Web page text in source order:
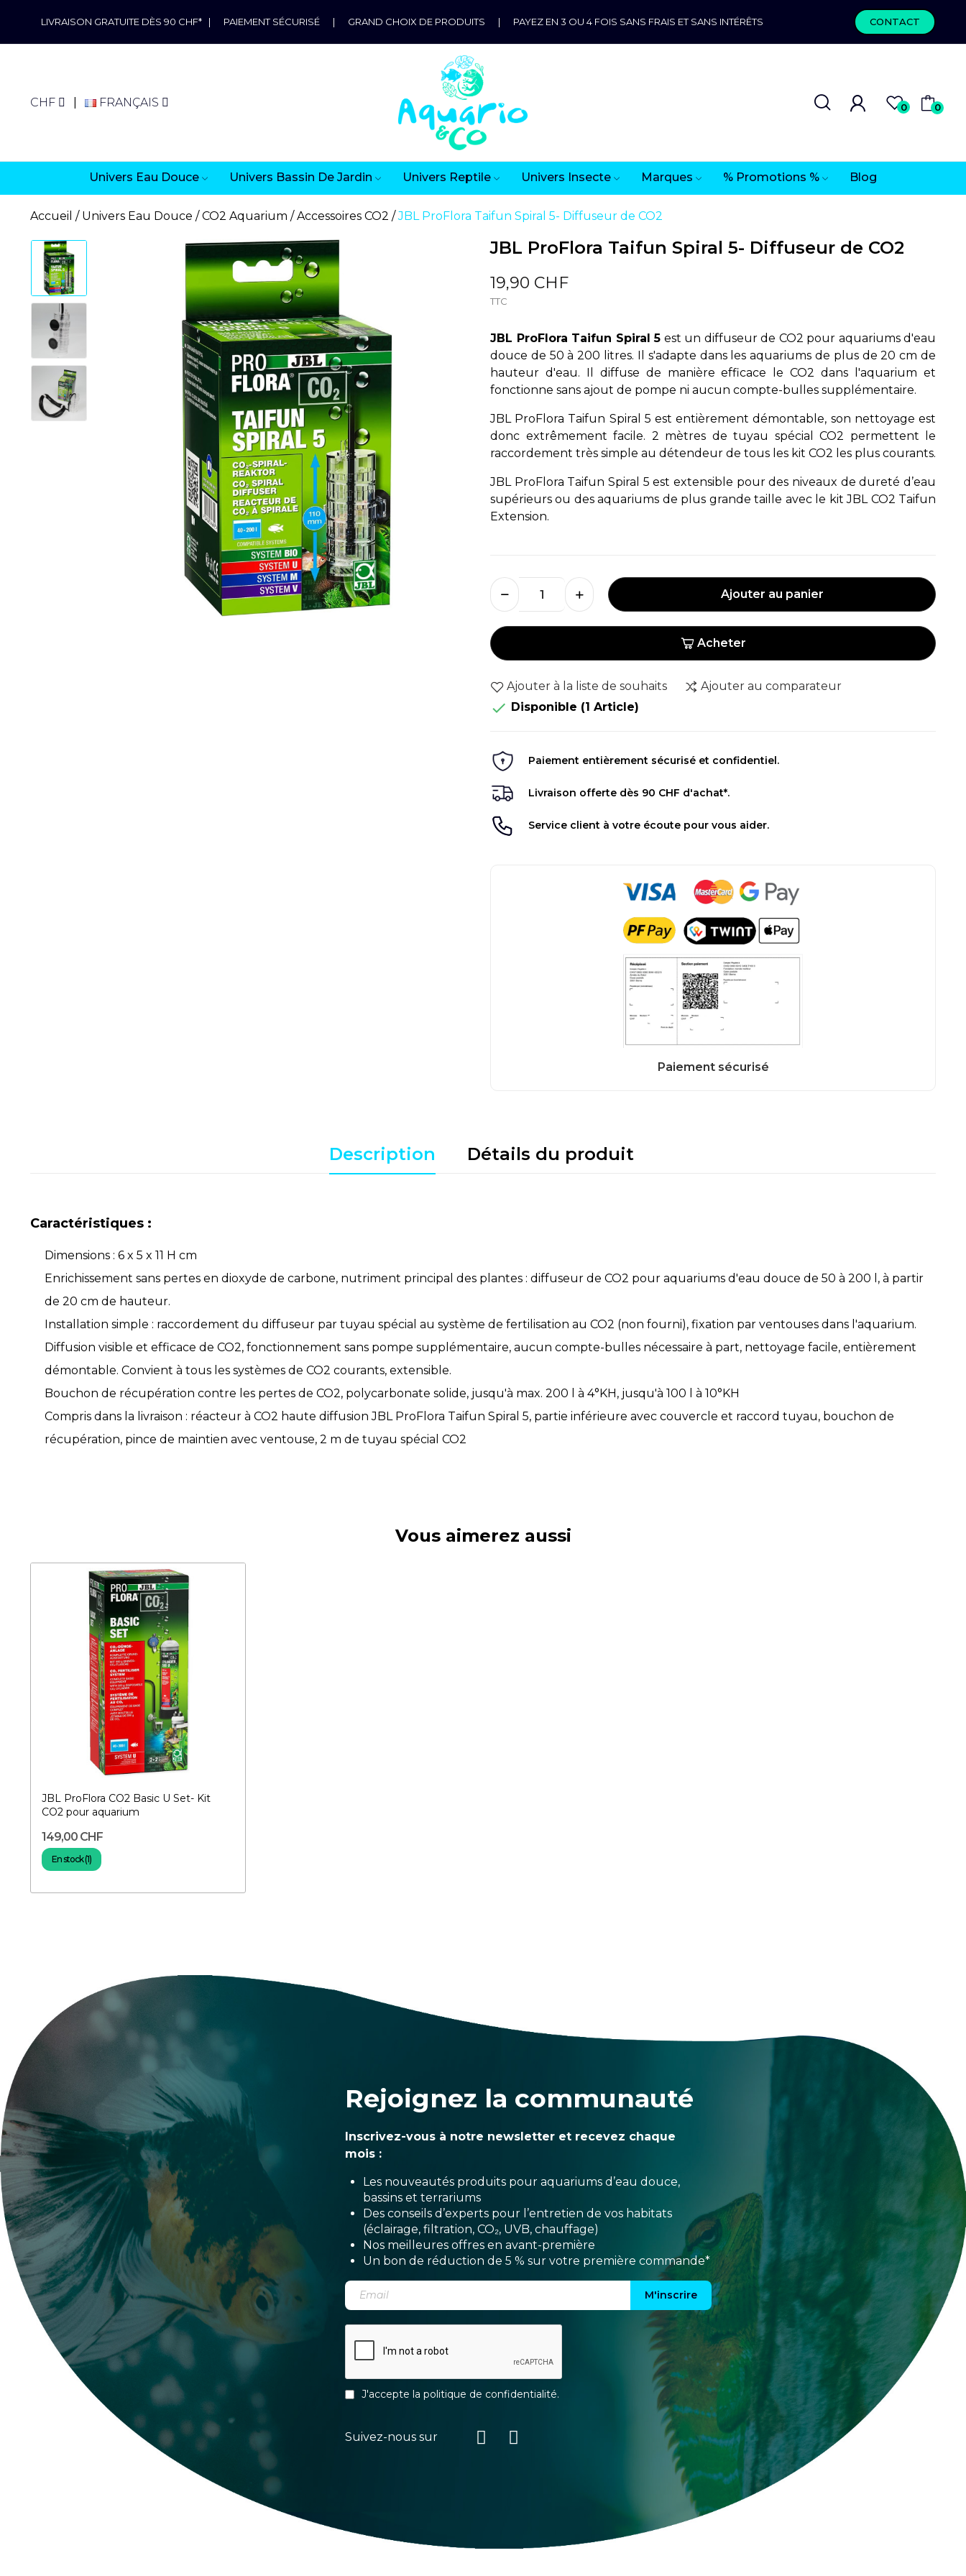
LIVRAISON GRATUITE DÈS 90 CHF* | PAIEMENT SÉCURISÉ | GRAND CHOIX DE PRODUITS | PAYEZ EN 3 OU 4 FOIS SANS FRAIS ET SANS INTÉRÊTS CONTACT
CHF FRANÇAIS 0 0
Univers Eau Douce Univers Bassin De Jardin Univers Reptile Univers Insecte Marques % Promotions % Blog
Accueil Univers Eau Douce CO2 Aquarium Accessoires CO2 JBL ProFlora Taifun Spiral 5- Diffuseur de CO2
JBL ProFlora Taifun Spiral 5- Diffuseur de CO2
19,90 CHF
TTC
JBL ProFlora Taifun Spiral 5 est un diffuseur de CO2 pour aquariums d'eau
douce de 50 à 200 litres. Il s'adapte dans les aquariums de plus de 20 cm de
hauteur d'eau. Il diffuse de manière efficace le CO2 dans l'aquarium et
fonctionne sans ajout de pompe ni aucun compte-bulles supplémentaire.
JBL ProFlora Taifun Spiral 5 est entièrement démontable, son nettoyage est
donc extrêmement facile. 2 mètres de tuyau spécial CO2 permettent le
raccordement très simple au détendeur de tous les kit CO2 les plus courants.
JBL ProFlora Taifun Spiral 5 est extensible pour des niveaux de dureté d’eau
supérieurs ou des aquariums de plus grande taille avec le kit JBL CO2 Taifun
Extension.
Ajouter au panier
Acheter
Ajouter à la liste de souhaits Ajouter au comparateur
 Disponible (1 Article)
Paiement entièrement sécurisé et confidentiel.
Livraison offerte dès 90 CHF d'achat*.
Service client à votre écoute pour vous aider.
Description Détails du produit
Caractéristiques :
Dimensions : 6 x 5 x 11 H cm
Enrichissement sans pertes en dioxyde de carbone, nutriment principal des plantes : diffuseur de CO2 pour aquariums d'eau douce de 50 à 200 l, à partir
de 20 cm de hauteur.
Installation simple : raccordement du diffuseur par tuyau spécial au système de fertilisation au CO2 (non fourni), fixation par ventouses dans l'aquarium.
Diffusion visible et efficace de CO2, fonctionnement sans pompe supplémentaire, aucun compte-bulles nécessaire à part, nettoyage facile, entièrement
démontable. Convient à tous les systèmes de CO2 courants, extensible.
Bouchon de récupération contre les pertes de CO2, polycarbonate solide, jusqu'à max. 200 l à 4°KH, jusqu'à 100 l à 10°KH
Compris dans la livraison : réacteur à CO2 haute diffusion JBL ProFlora Taifun Spiral 5, partie inférieure avec couvercle et raccord tuyau, bouchon de
récupération, pince de maintien avec ventouse, 2 m de tuyau spécial CO2
Vous aimerez aussi
JBL ProFlora CO2 Basic U Set- Kit
CO2 pour aquarium
149,00 CHF
En stock (1)
Rejoignez la communauté
Inscrivez-vous à notre newsletter et recevez chaque
mois :
Les nouveautés produits pour aquariums d’eau douce,
bassins et terrariums
Des conseils d’experts pour l’entretien de vos habitats
(éclairage, filtration, CO₂, UVB, chauffage)
Nos meilleures offres en avant-première
Un bon de réduction de 5 % sur votre première commande*
M'inscrire
J'accepte la politique de confidentialité.
Suivez-nous sur